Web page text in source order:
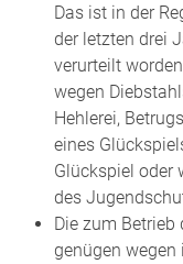
Das ist in der
der letzten drei
verurteilt
wegen
Hehlerei,
eines
Glückspiel oder
des
Die zum Betrieb
genügen